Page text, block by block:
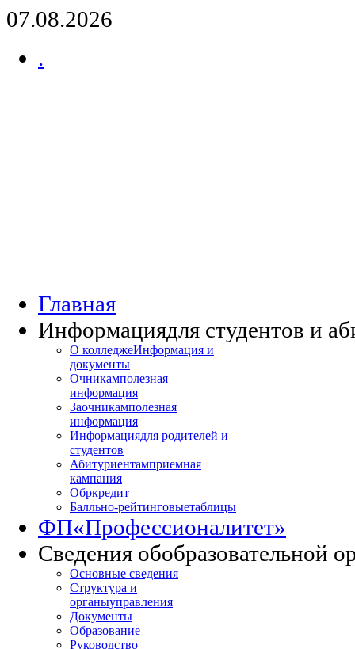
07.08.2026
.
Главная
Информациядля студентов и
О колледжеИнформация и
документы
Очникамполезная
информация
Заочникамполезная
информация
Информациядля родителей и
студентов
Абитуриентамприемная
кампания
Обркредит
Балльно-рейтинговыетаблицы
ФП«Профессионалитет»
Сведения обобразовательной
Основные сведения
Структура и
органыуправления
Документы
Образование
Руководство